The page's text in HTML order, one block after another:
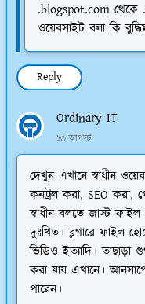
.blogspot.com থেকে
ওয়েবসাইট বলা কি
Reply
Ordinary IT
১৩ আগস্ট
দেখুন এখানে স্বাধীন
কনট্রল করা, SEO করা,
স্বাধীন বলতে জাস্ট
দুঃখিত। ব্লগারে ফাইল
ভিডিও ইত্যাদি।
করা যায় এখানে।
পারেন।